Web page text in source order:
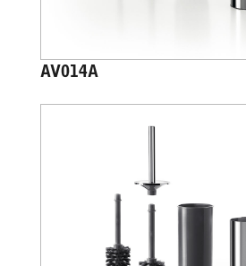
AV014A